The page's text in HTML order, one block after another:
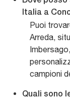
Italia a
Puoi
Arreda,
campioni
Quali sono